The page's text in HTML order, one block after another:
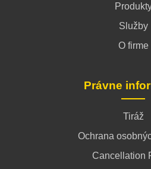
Služby
O firme
Právne
Tiráž
Ochrana
Cancellation